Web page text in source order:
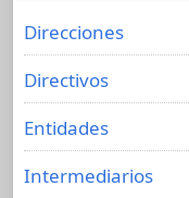
Direcciones
Directivos
Entidades
Intermediarios